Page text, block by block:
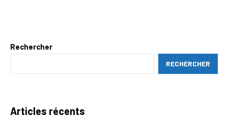
Rechercher
RECHERCHER
Articles récents